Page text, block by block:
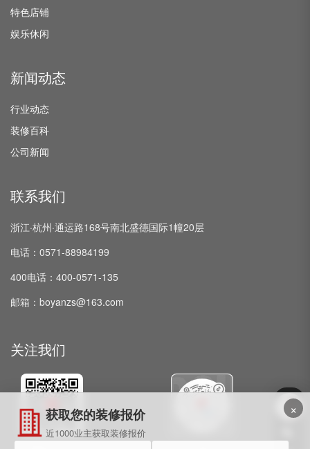
特色店铺
娱乐休闲
新闻动态
行业动态
装修百科
公司新闻
联系我们
浙江·杭州·通运路168号南北盛德国际1幢20层
电话：0571-88984199
400电话：400-0571-135
邮箱：boyanzs@163.com
关注我们
获取您的装修报价
近1000业主获取装修报价
×